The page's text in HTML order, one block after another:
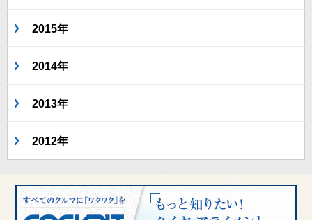
2015年
2014年
2013年
2012年